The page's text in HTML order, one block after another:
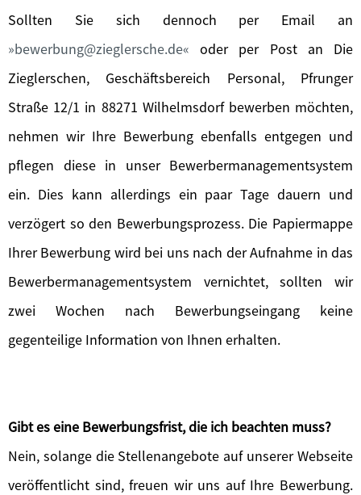
Sollten Sie sich dennoch per Email an
bewerbung@zieglersche.de
oder per Post an Die
Zieglerschen, Geschäftsbereich Personal, Pfrunger
Straße 12/1 in 88271 Wilhelmsdorf bewerben möchten,
nehmen wir Ihre Bewerbung ebenfalls entgegen und
pflegen diese in unser Bewerbermanagementsystem
ein. Dies kann allerdings ein paar Tage dauern und
verzögert so den Bewerbungsprozess. Die Papiermappe
Ihrer Bewerbung wird bei uns nach der Aufnahme in das
Bewerbermanagementsystem vernichtet, sollten wir
zwei Wochen nach Bewerbungseingang keine
gegenteilige Information von Ihnen erhalten.
Gibt es eine Bewerbungsfrist, die ich beachten muss?
Nein, solange die Stellenangebote auf unserer Webseite
veröffentlicht sind, freuen wir uns auf Ihre Bewerbung.